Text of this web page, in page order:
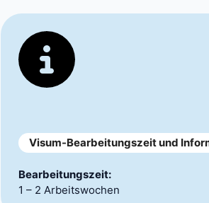
Visum-Bearbeitungszeit und
Bearbeitungszeit:
1 – 2 Arbeitswochen